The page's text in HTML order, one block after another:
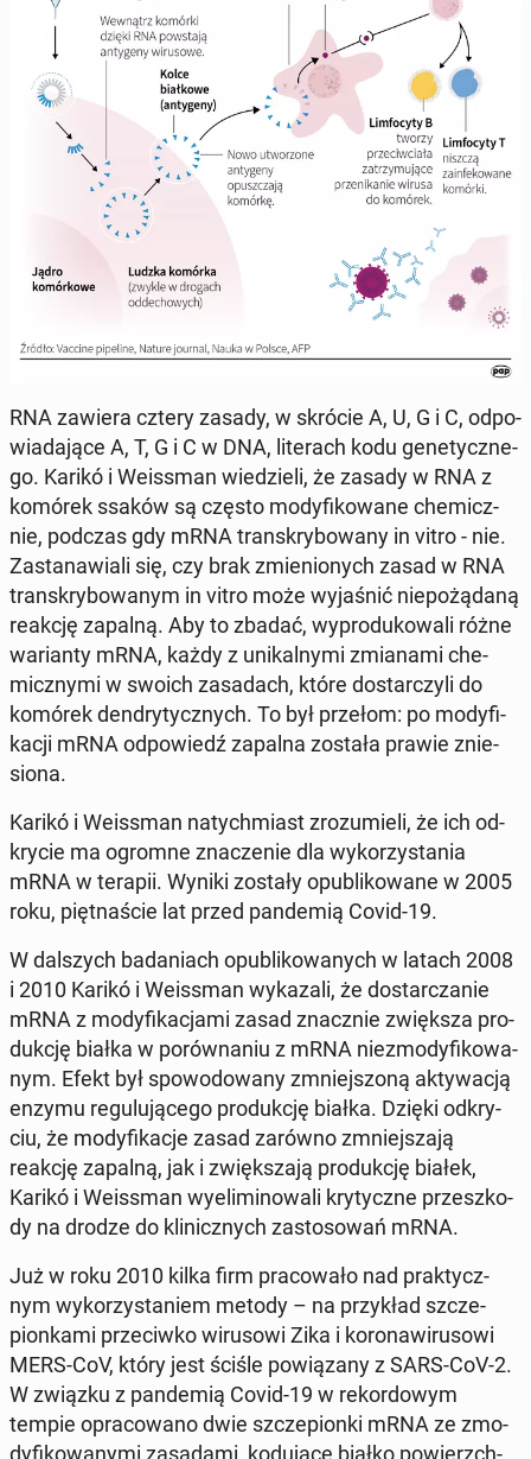
RNA zawiera cztery zasady, w skrócie A, U, G i C, od­po­
wia­da­ją­ce A, T, G i C w DNA, li­te­rach kodu ge­ne­tycz­ne­
go. Karikó i We­is­sman wie­dzie­li, że zasady w RNA z
komórek ssaków są często mo­dy­fi­ko­wa­ne che­micz­
nie, podczas gdy mRNA trans­kry­bo­wa­ny in vitro - nie.
Za­sta­na­wia­li się, czy brak zmie­nio­nych zasad w RNA
trans­kry­bo­wa­nym in vitro może wy­ja­śnić nie­po­żą­da­ną
reakcję zapalną. Aby to zbadać, wy­pro­du­ko­wa­li różne
wa­rian­ty mRNA, każdy z uni­kal­ny­mi zmia­na­mi che­
micz­ny­mi w swoich za­sa­dach, które do­star­czy­li do
komórek den­dry­tycz­nych. To był przełom: po mo­dy­fi­
ka­cji mRNA od­po­wiedź zapalna została prawie znie­
sio­na.
Karikó i We­is­sman na­tych­miast zro­zu­mie­li, że ich od­
kry­cie ma ogromne zna­cze­nie dla wy­ko­rzy­sta­nia
mRNA w terapii. Wyniki zostały opu­bli­ko­wa­ne w 2005
roku, pięt­na­ście lat przed pan­de­mią Covid-19.
W dal­szych ba­da­niach opu­bli­ko­wa­nych w latach 2008
i 2010 Karikó i We­is­sman wy­ka­za­li, że do­star­cza­nie
mRNA z mo­dy­fi­ka­cja­mi zasad znacz­nie zwięk­sza pro­
duk­cję białka w po­rów­na­niu z mRNA nie­zmo­dy­fi­ko­wa­
nym. Efekt był spo­wo­do­wa­ny zmniej­szo­ną ak­ty­wa­cją
enzymu re­gu­lu­ją­ce­go pro­duk­cję białka. Dzięki od­kry­
ciu, że mo­dy­fi­ka­cje zasad zarówno zmniej­sza­ją
reakcję zapalną, jak i zwięk­sza­ją pro­duk­cję białek,
Karikó i We­is­sman wy­eli­mi­no­wa­li kry­tycz­ne prze­szko­
dy na drodze do kli­nicz­nych za­sto­so­wań mRNA.
Już w roku 2010 kilka firm pra­co­wa­ło nad prak­tycz­
nym wy­ko­rzy­sta­niem metody – na przy­kład szcze­
pion­ka­mi prze­ciw­ko wi­ru­so­wi Zika i ko­ro­na­wi­ru­so­wi
MERS-CoV, który jest ściśle po­wią­za­ny z SARS-CoV-2.
W związku z pan­de­mią Covid-19 w re­kor­do­wym
tempie opra­co­wa­no dwie szcze­pion­ki mRNA ze zmo­
dy­fi­ko­wa­ny­mi za­sa­da­mi, ko­du­ją­ce białko po­wierzch­